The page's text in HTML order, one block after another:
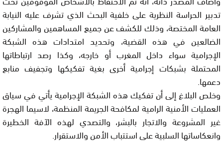
تدبير الحراسة النظرية على خلفية البحث الذي تشرف عليه النيابة
العامة المختصة، وذلك للكشف عن جميع المساهمين والمشاركين
الضالعين في هذه القضية، وتحديد امتدادات هذه الشبكة
الإجرامية سواء داخل المغرب أو خارجه، وكذا رصد ارتباطاتها
المحتملة بشبكات إجرامية أخرى بغية تفكيكها وتجفيف منابع
دعمها.
وخلص البلاغ إلى أن تفكيك هذه الشبكة الإجرامية يأتي في سياق
العمليات الأمنية الرامية لمكافحة الجريمة المنظمة، لاسيما الهجرة
غير المشروعة والاتجار بالبشر، والتصدي لهذه الآفة الخطيرة
وانعكاساتها السلبية على استتباب الأمن والاستقرار.